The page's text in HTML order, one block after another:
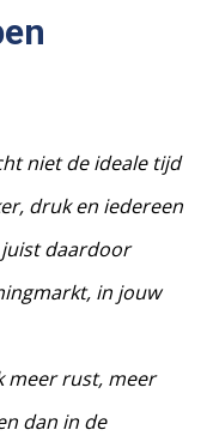
niet de ideale tijd
druk en iedereen
daardoor
in jouw
meer rust, meer
dan in de